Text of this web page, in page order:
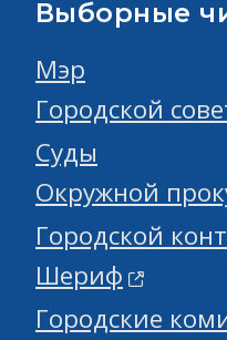
Выборные
Мэр
Городской
Суды
Окружной
Городской
Шериф
Городские